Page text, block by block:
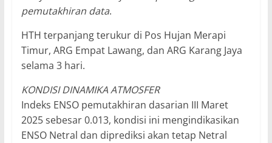
pemutakhiran data.
HTH terpanjang terukur di Pos Hujan Merapi
Timur, ARG Empat Lawang, dan ARG Karang Jaya
selama 3 hari.
KONDISI DINAMIKA ATMOSFER
Indeks ENSO pemutakhiran dasarian III Maret
2025 sebesar 0.013, kondisi ini mengindikasikan
ENSO Netral dan diprediksi akan tetap Netral